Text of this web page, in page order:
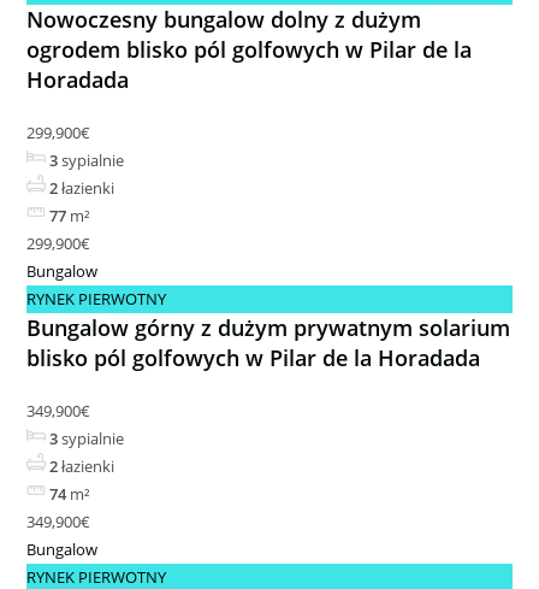
Nowoczesny bungalow dolny z dużym
ogrodem blisko pól golfowych w Pilar de la
Horadada
299,900€
3sypialnie
2łazienki
77 m²
299,900€
Bungalow
RYNEK PIERWOTNY
Bungalow górny z dużym prywatnym solarium
blisko pól golfowych w Pilar de la Horadada
349,900€
3sypialnie
2łazienki
74m²
349,900€
Bungalow
RYNEK PIERWOTNY